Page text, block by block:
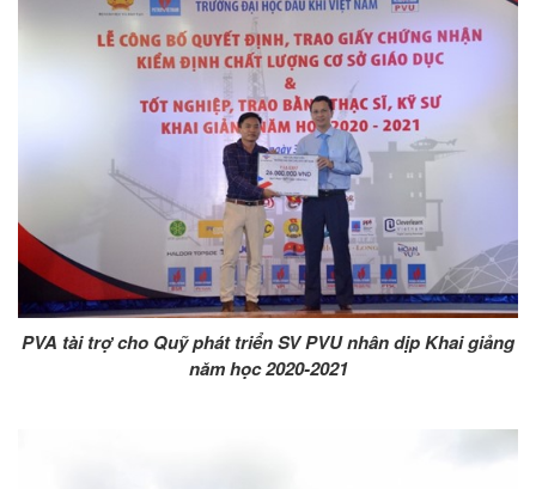
PVA tài trợ cho Quỹ phát triển SV PVU nhân dịp Khai giảng
năm học 2020-2021